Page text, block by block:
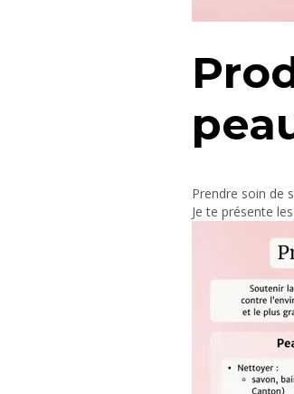
Prendre soin de
Je te présente